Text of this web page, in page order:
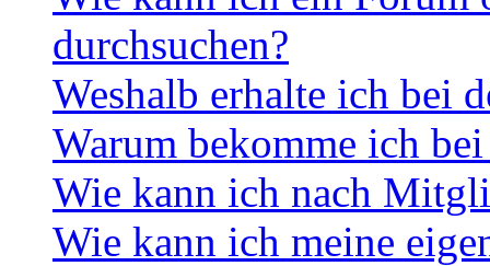
durchsuchen?
Weshalb erhalte ich bei
Warum bekomme ich
Wie kann ich nach
Wie kann ich meine